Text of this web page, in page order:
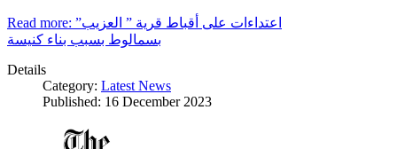
Read more: اعتداءات على أقباط قرية ” العزيب”
بسمالوط بسبب بناء كنيسة
Details
Category: Latest News
Published: 16 December 2023